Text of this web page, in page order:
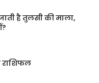
है तुलसी की माला,
राशिफल